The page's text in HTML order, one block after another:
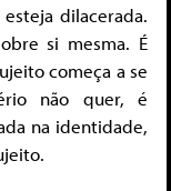
dilacerada.
si mesma. É
começa a se
não quer, é
na identidade,